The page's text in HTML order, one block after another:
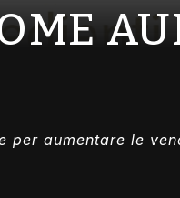
per aumentare le